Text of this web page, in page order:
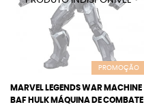
PROMOÇÃO
MARVEL LEGENDS WAR MACHINE
BAF HULK MÁQUINA DE COMBATE